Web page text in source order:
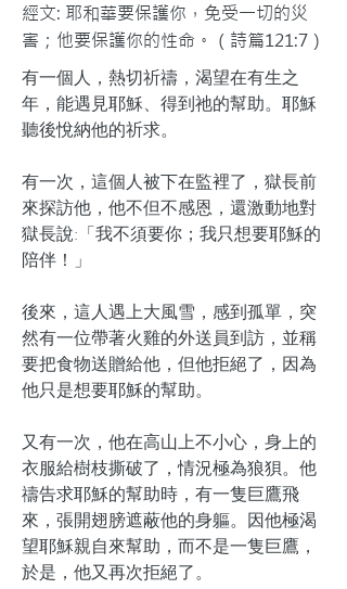
經文: 耶和華要保護你，免受一切的災
害；他要保護你的性命。（詩篇121:7）
有一個人，熱切祈禱，渴望在有生之
年，能遇見耶穌、得到祂的幫助。耶穌
聽後悅納他的祈求。
有一次，這個人被下在監裡了，獄長前
來探訪他，他不但不感恩，還激動地對
獄長說:「我不須要你；我只想要耶穌的
陪伴！」
後來，這人遇上大風雪，感到孤單，突
然有一位帶著火雞的外送員到訪，並稱
要把食物送贈給他，但他拒絕了，因為
他只是想要耶穌的幫助。
又有一次，他在高山上不小心，身上的
衣服給樹枝撕破了，情況極為狼狽。他
禱告求耶穌的幫助時，有一隻巨鷹飛
來，張開翅膀遮蔽他的身軀。因他極渴
望耶穌親自來幫助，而不是一隻巨鷹，
於是，他又再次拒絕了。